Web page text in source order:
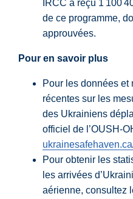
IRCC a reçu 1 100
de ce programme,
approuvées.
Pour en savoir plus
Pour les données et
récentes sur les
des Ukrainiens
officiel de l’OUSH-
Pour obtenir les
les arrivées
aérienne, consultez